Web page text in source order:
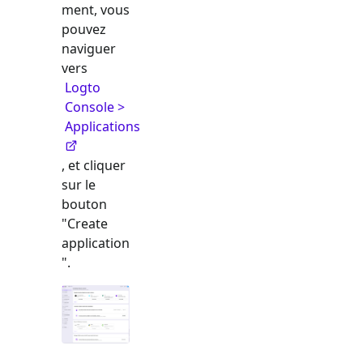
ment, vous
pouvez
naviguer
vers
Logto
Console >
Applications
, et cliquer
sur le
bouton
"Create
application
".